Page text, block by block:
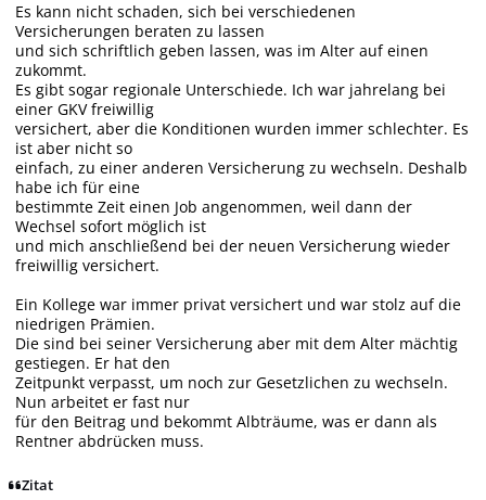
Es kann nicht schaden, sich bei verschiedenen
Versicherungen beraten zu lassen
und sich schriftlich geben lassen, was im Alter auf einen
zukommt.
Es gibt sogar regionale Unterschiede. Ich war jahrelang bei
einer GKV freiwillig
versichert, aber die Konditionen wurden immer schlechter. Es
ist aber nicht so
einfach, zu einer anderen Versicherung zu wechseln. Deshalb
habe ich für eine
bestimmte Zeit einen Job angenommen, weil dann der
Wechsel sofort möglich ist
und mich anschließend bei der neuen Versicherung wieder
freiwillig versichert.
Ein Kollege war immer privat versichert und war stolz auf die
niedrigen Prämien.
Die sind bei seiner Versicherung aber mit dem Alter mächtig
gestiegen. Er hat den
Zeitpunkt verpasst, um noch zur Gesetzlichen zu wechseln.
Nun arbeitet er fast nur
für den Beitrag und bekommt Albträume, was er dann als
Rentner abdrücken muss.
Zitat